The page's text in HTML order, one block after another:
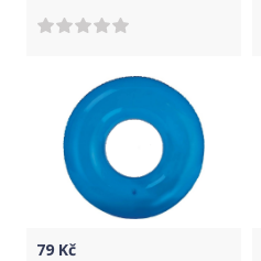
79 Kč